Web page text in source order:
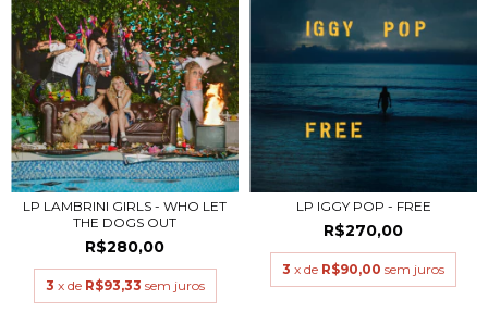
LP LAMBRINI GIRLS - WHO LET
THE DOGS OUT
R$280,00
3 x de R$93,33 sem juros
LP IGGY POP - FREE
R$270,00
3 x de R$90,00 sem juros